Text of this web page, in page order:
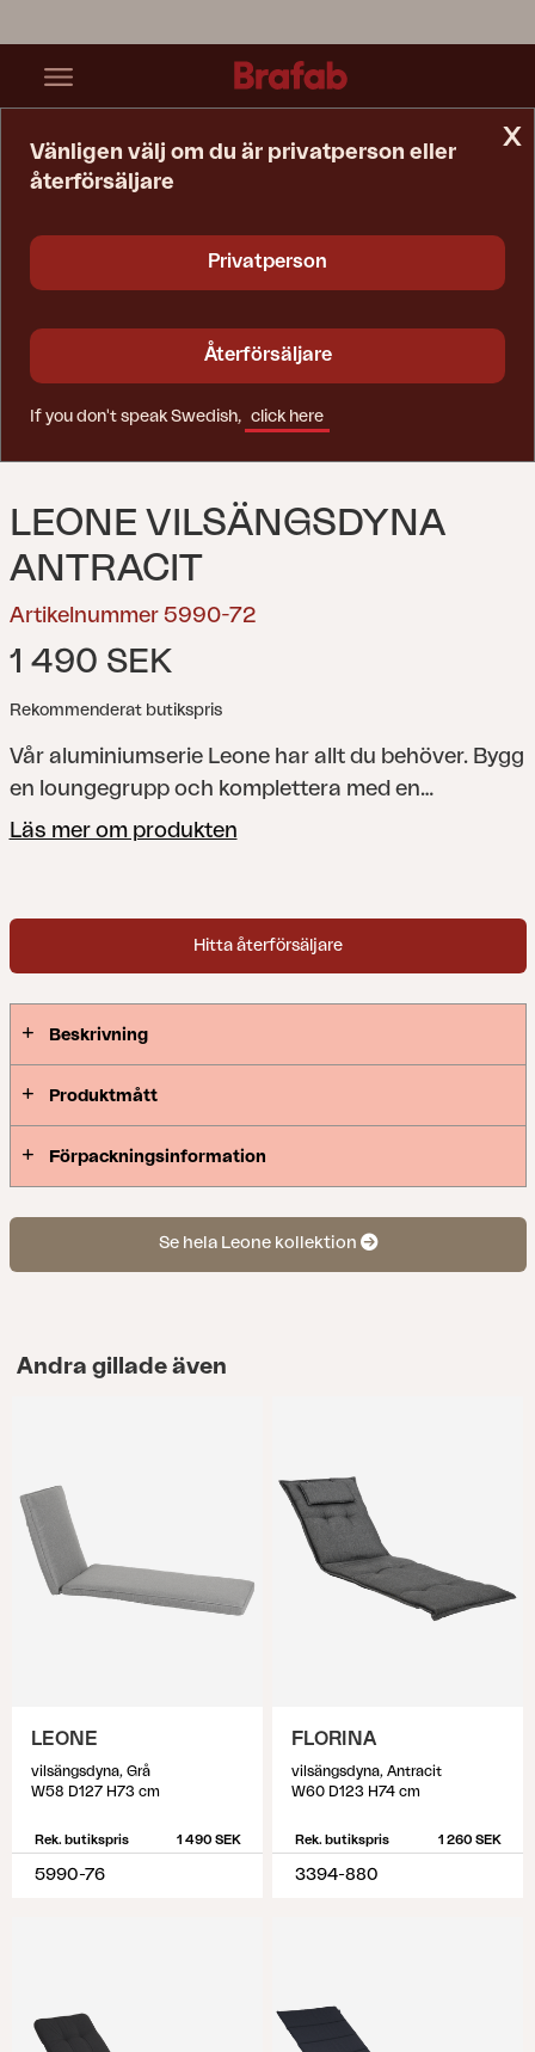
LEONE VILSÄNGSDYNA
ANTRACIT
Artikelnummer 5990-72
1 490 SEK
Rekommenderat butikspris
Vår aluminiumserie Leone har allt du behöver. Bygg
en loungegrupp och komplettera med en
matgrupp. För extra lata stunder väljer du Leone
Läs mer om produkten
Hitta återförsäljare
Beskrivning
Produktmått
Förpackningsinformation
Se hela Leone kollektion
Andra gillade även
LEONE
vilsängsdyna, Grå
W58 D127 H73 cm
Rek. butikspris 1 490 SEK
5990-76
FLORINA
vilsängsdyna, Antracit
W60 D123 H74 cm
Rek. butikspris 1 260 SEK
3394-880
x
Vänligen välj om du är privatperson eller
återförsäljare
Privatperson
Återförsäljare
If you don't speak Swedish, click here